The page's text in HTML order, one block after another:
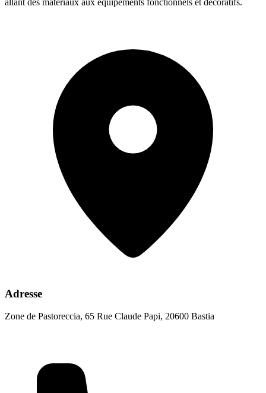
Adresse
Zone de Pastoreccia, 65 Rue Claude Papi, 20600 Bastia